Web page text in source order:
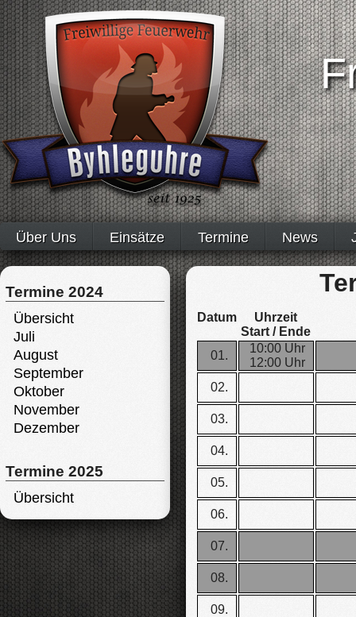
Über Uns Einsätze Termine News
Termine 2024
Übersicht
Juli
August
September
Oktober
November
Dezember
Termine 2025
Übersicht
Datum
Uhrzeit
Start / Ende
01.
10:00 Uhr
12:00 Uhr
02.
03.
04.
05.
06.
07.
08.
09.